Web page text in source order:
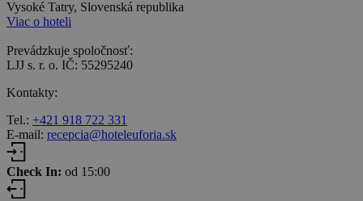
Vysoké Tatry, Slovenská republika
Viac o hoteli
Prevádzkuje spoločnosť:
LJJ s. r. o. IČ: 55295240
Kontakty:
Tel.: +421 918 722 331
E-mail: recepcia@hoteleuforia.sk
Check In: od 15:00